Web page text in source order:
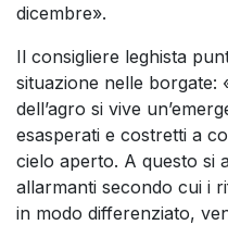
dicembre».
Il consigliere leghista
situazione nelle borgate:
dell’agro si vive
esasperati e costretti a
cielo aperto. A questo si
allarmanti secondo cui i
in modo differenziato,